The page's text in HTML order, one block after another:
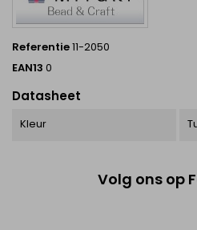
Referentie11-2050
EAN13 0
Datasheet
Kleur
Volg ons op